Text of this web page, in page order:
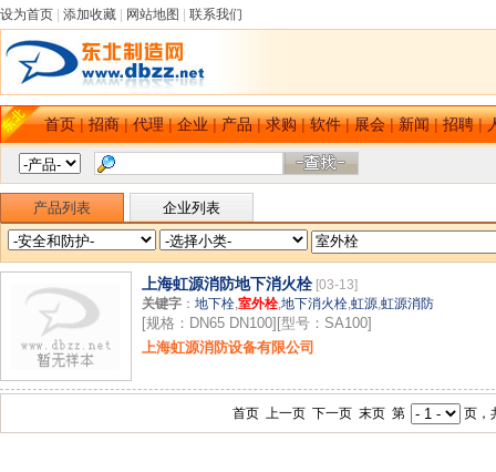
设为首页 添加收藏 网站地图 联系我们
首页|招商|代理|企业|产品|求购|软件|展会|新闻|招聘|
产品列表 企业列表
上海虹源消防地下消火栓 [03-13]
关键字 ： 地下栓,室外栓,地下消火栓,虹源,虹源消防
[规格：DN65 DN100][型号：SA100]
上海虹源消防设备有限公司
首页 上一页 下一页 末页 第 页，